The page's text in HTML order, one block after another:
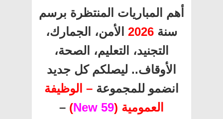
أهم المباريات المنتظرة برسم
سنة 2026 الأمن، الجمارك،
التجنيد، التعليم، الصحة،
الأوقاف.. ليصلكم كل جديد
انضمو للمجموعة – الوظيفة
العمومية (59 New
)
–